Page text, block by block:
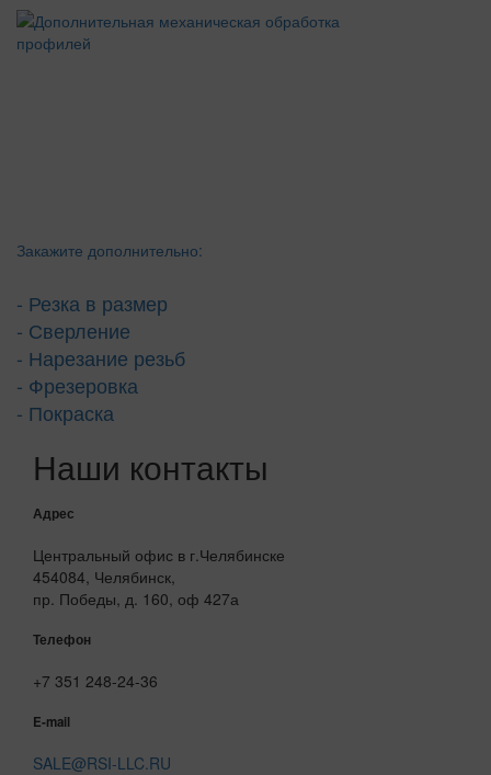
Закажите дополнительно:
- Резка в размер
- Сверление
- Нарезание резьб
- Фрезеровка
- Покраска
Наши контакты
Адрес
Центральный офис в г.Челябинске
454084, Челябинск,
пр. Победы, д. 160, оф 427а
Телефон
+7 351 248-24-36
E-mail
SALE@RSI-LLC.RU